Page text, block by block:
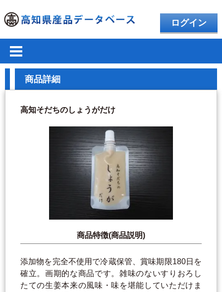
ログイン
商品詳細
高知そだちのしょうがだけ
商品特徴(商品説明)
添加物を完全不使用で冷蔵保管、賞味期限180日を
確立。画期的な商品です。雑味のないすりおろし
たての生姜本来の風味・味を堪能していただけま